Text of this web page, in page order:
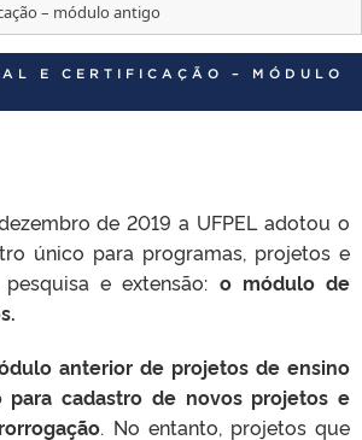
– módulo antigo
E CERTIFICAÇÃO – MÓDULO
de 2019 a UFPEL adotou o
único para programas, projetos e
e extensão: o módulo de
anterior de projetos de ensino
para cadastro de novos projetos e
. No entanto, projetos que